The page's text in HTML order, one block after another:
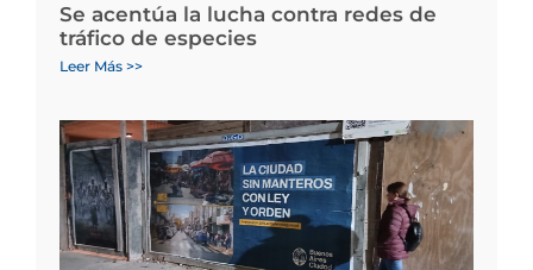
Se acentúa la lucha contra redes de
tráfico de especies
Leer Más >>